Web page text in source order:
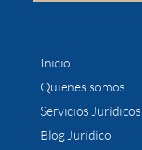
Inicio
Quienes somos
Servicios Jurídicos
Blog Jurídico